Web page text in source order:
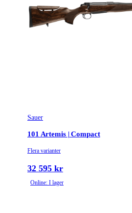
Sauer
101 Artemis | Compact
Flera varianter
32 595 kr
Online: I lager